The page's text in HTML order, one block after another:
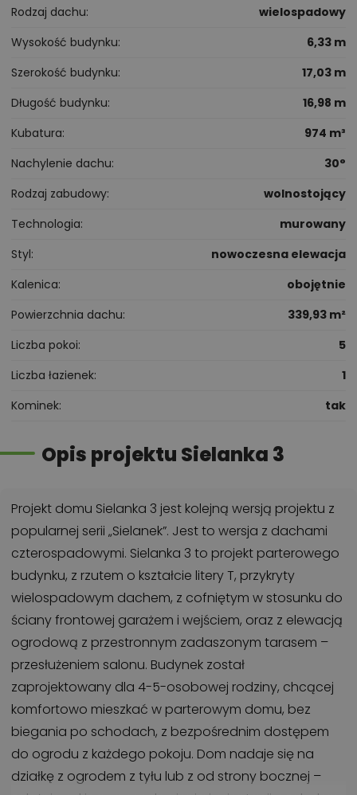
Rodzaj dachu
wielospadowy
Wysokość budynku
6,33 m
Szerokość budynku
17,03 m
Długość budynku
16,98 m
Kubatura
974 m³
Nachylenie dachu
30°
Rodzaj zabudowy
wolnostojący
Technologia
murowany
Styl
nowoczesna elewacja
Kalenica
obojętnie
Powierzchnia dachu
339,93 m²
Liczba pokoi
5
Liczba łazienek
1
Kominek
tak
Opis projektu Sielanka 3
Projekt domu Sielanka 3 jest kolejną wersją projektu z
popularnej serii „Sielanek”. Jest to wersja z dachami
czterospadowymi. Sielanka 3 to projekt parterowego
budynku, z rzutem o kształcie litery T, przykryty
wielospadowym dachem, z cofniętym w stosunku do
ściany frontowej garażem i wejściem, oraz z elewacją
ogrodową z przestronnym zadaszonym tarasem –
przesłużeniem salonu. Budynek został
zaprojektowany dla 4-5-osobowej rodziny, chcącej
komfortowo mieszkać w parterowym domu, bez
biegania po schodach, z bezpośrednim dostępem
do ogrodu z każdego pokoju. Dom nadaje się na
działkę z ogrodem z tyłu lub z od strony bocznej –